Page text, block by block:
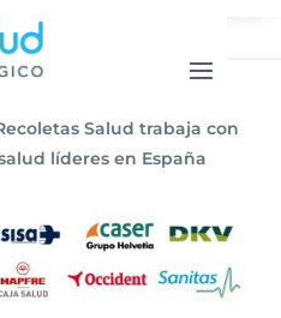
o utilice la
la entrada.
Salud trabaja con
líderes en España